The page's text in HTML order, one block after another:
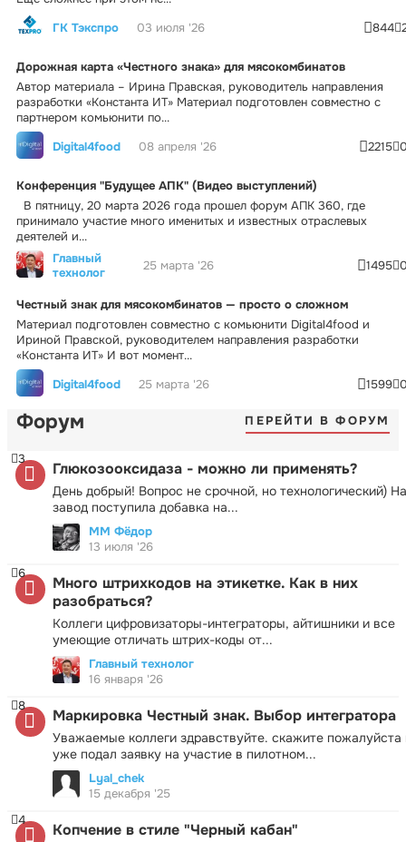
ГК Тэкспро
03 июля '26 844
Дорожная карта «Честного знака» для мясокомбинатов
Автор материала – Ирина Правская, руководитель направления
разработки «Константа ИТ» Материал подготовлен совместно с
партнером комьюнити по...
Digital4food
08 апреля '26 2215
Конференция "Будущее АПК" (Видео выступлений)
В пятницу, 20 марта 2026 года прошел форум АПК 360, где
принимало участие много именитых и известных отраслевых
деятелей и...
Главный
технолог
25 марта '26 1495
Честный знак для мясокомбинатов — просто о сложном
Материал подготовлен совместно с комьюнити Digital4food и
Ириной Правской, руководителем направления разработки
«Константа ИТ» И вот момент...
Digital4food
25 марта '26 1599
Форум ПЕРЕЙТИ В ФОРУМ
Глюкозооксидаза - можно ли применять?
День добрый! Вопрос не срочной, но технологический) На
завод поступила добавка на...
3
ММ Фёдор
13 июля '26
Много штрихкодов на этикетке. Как в них
разобраться?
Коллеги цифровизаторы-интеграторы, айтишники и все
умеющие отличать штрих-коды от...
6
Главный технолог
16 января '26
Маркировка Честный знак. Выбор интегратора
Уважаемые коллеги здравствуйте. скажите пожалуйста
уже подал заявку на участие в пилотном...
8
Lyal_chek
15 декабря '25
Копчение в стиле "Черный кабан"
4